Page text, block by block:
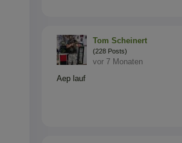
Tom Scheinert
(228 Posts)
vor 7 Monaten
Aep lauf